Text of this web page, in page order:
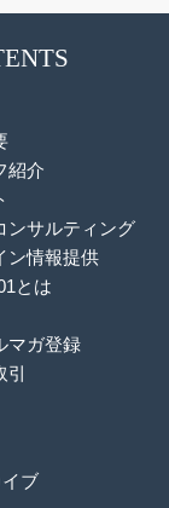
紹介
ンサルティング
ン情報提供
とは
マガ登録
引
ブ